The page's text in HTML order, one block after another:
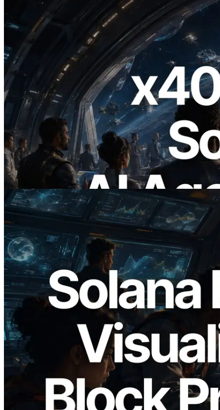
2026.07.04
ERPC lança Solana RPC com suporte a
x402 — A era em que agentes de IA
pagam sob demanda pelas APIs de que
precisam
Ler este artigo
2026.05.24
Validators Solutions lança Solana Block
Analyzer — Visualizando o tempo de
produção de bloco por slot e o validador
responsável